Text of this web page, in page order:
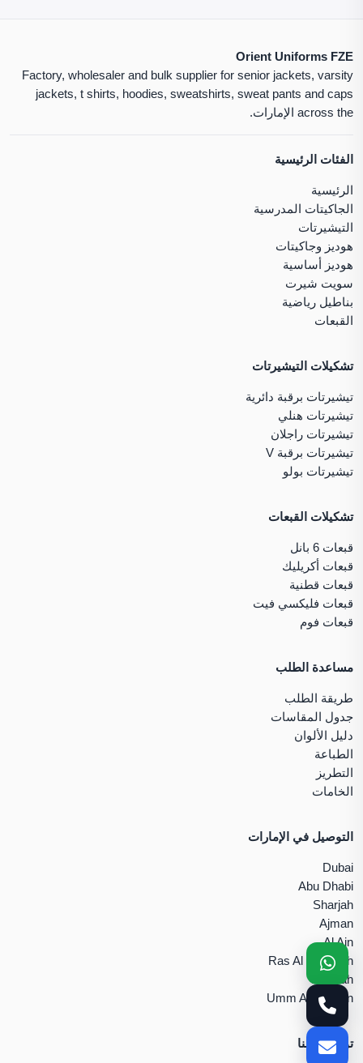
Orient Uniforms FZE
Factory, wholesaler and bulk supplier for senior jackets, varsity
jackets, t shirts, hoodies, sweatshirts, sweat pants and caps
across the الإمارات.
الفئات الرئيسية
الرئيسية
الجاكيتات المدرسية
التيشيرتات
هوديز وجاكيتات
هوديز أساسية
سويت شيرت
بناطيل رياضية
القبعات
تشكيلات التيشيرتات
تيشيرتات برقبة دائرية
تيشيرتات هنلي
تيشيرتات راجلان
تيشيرتات برقبة V
تيشيرتات بولو
تشكيلات القبعات
قبعات 6 بانل
قبعات أكريليك
قبعات قطنية
قبعات فليكسي فيت
قبعات فوم
مساعدة الطلب
طريقة الطلب
جدول المقاسات
دليل الألوان
الطباعة
التطريز
الخامات
التوصيل في الإمارات
Dubai
Abu Dhabi
Sharjah
Ajman
Al Ain
Ras Al Khaimah
Fujairah
Umm Al Quwain
تواصل معنا